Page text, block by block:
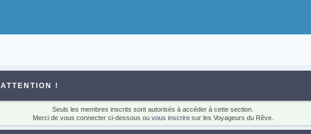
ATTENTION !
Seuls les membres inscrits sont autorisés à accéder à cette section.
Merci de vous connecter ci-dessous ou vous inscriresur les Voyageurs du Rêve.